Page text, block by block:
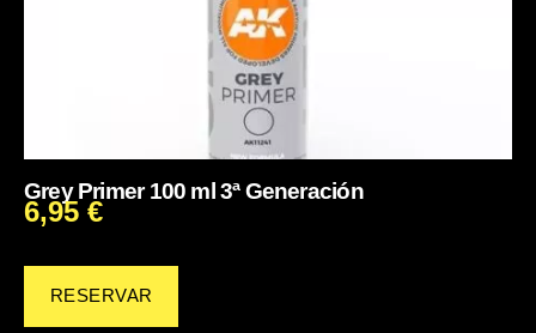
Grey Primer 100 ml 3ª Generación
6,95 €
RESERVAR